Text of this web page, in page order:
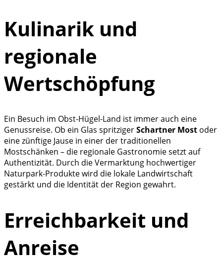
Kulinarik und
regionale
Wertschöpfung
Ein Besuch im Obst-Hügel-Land ist immer auch eine
Genussreise. Ob ein Glas spritzigerSchartner Most oder
eine zünftige Jause in einer der traditionellen
Mostschänken – die regionale Gastronomie setzt auf
Authentizität. Durch die Vermarktung hochwertiger
Naturpark-Produkte wird die lokale Landwirtschaft
gestärkt und die Identität der Region gewahrt.
Erreichbarkeit und
Anreise